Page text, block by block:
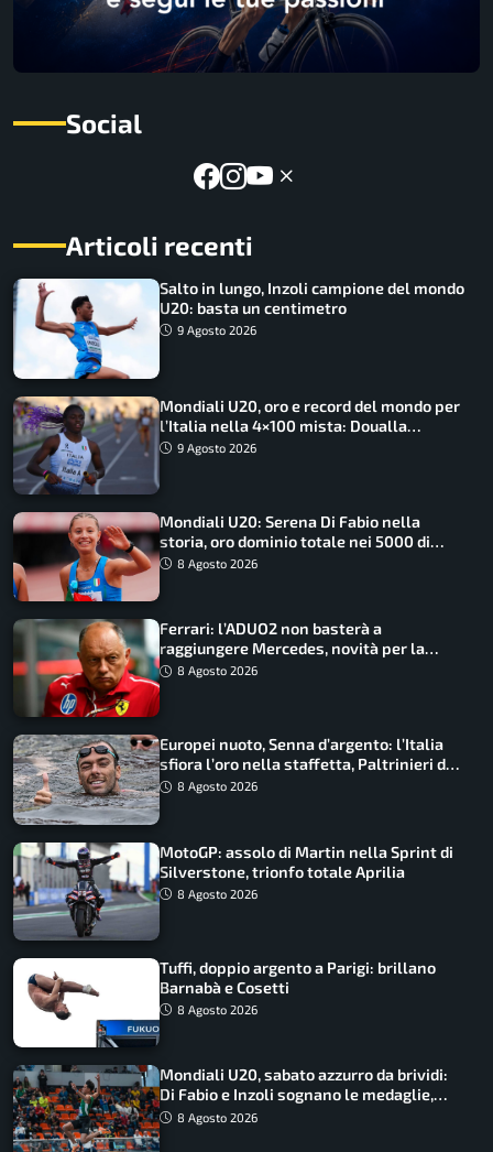
Social
Articoli recenti
Salto in lungo, Inzoli campione del mondo
U20: basta un centimetro
9 Agosto 2026
Mondiali U20, oro e record del mondo per
l’Italia nella 4×100 mista: Doualla
straordinaria
9 Agosto 2026
Mondiali U20: Serena Di Fabio nella
storia, oro dominio totale nei 5000 di
marcia
8 Agosto 2026
Ferrari: l’ADUO2 non basterà a
raggiungere Mercedes, novità per la
Macarena
8 Agosto 2026
Europei nuoto, Senna d’argento: l’Italia
sfiora l’oro nella staffetta, Paltrinieri da
urlo, il bilancio azzurro
8 Agosto 2026
MotoGP: assolo di Martin nella Sprint di
Silverstone, trionfo totale Aprilia
8 Agosto 2026
Tuffi, doppio argento a Parigi: brillano
Barnabà e Cosetti
8 Agosto 2026
Mondiali U20, sabato azzurro da brividi:
Di Fabio e Inzoli sognano le medaglie,
Castellani e Succo in finale
8 Agosto 2026